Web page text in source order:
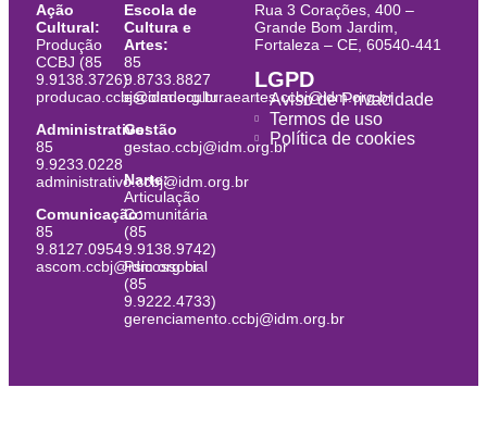
Ação
Cultural:
Produção
CCBJ (85
9.9138.3726)
producao.ccbj@idm.org.br
Administrativo:
85
9.9233.0228
administrativo.ccbj@idm.org.br
Comunicação:
85
9.8127.0954
ascom.ccbj@idm.org.br
Escola de
Cultura e
Artes:
85
9.8733.8827
escoladeculturaeartes.ccbj@idm.org.br
Gestão
gestao.ccbj@idm.org.br
Narte:
Articulação
Comunitária
(85
9.9138.9742)
Psicossocial
(85
9.9222.4733)
gerenciamento.ccbj@idm.org.br
Rua 3 Corações, 400 –
Grande Bom Jardim,
Fortaleza – CE, 60540-441
LGPD
Aviso de Privacidade
Termos de uso
Política de cookies